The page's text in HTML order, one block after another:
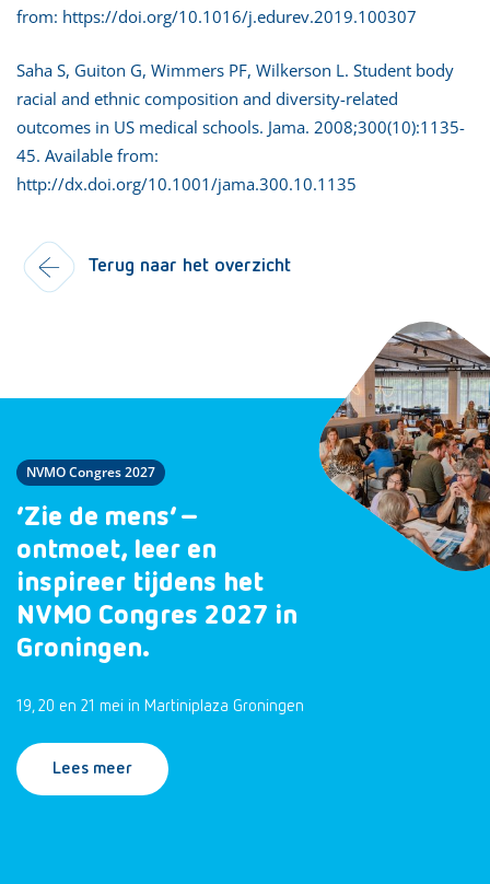
from: https://doi.org/10.1016/j.edurev.2019.100307
Saha S, Guiton G, Wimmers PF, Wilkerson L. Student body
racial and ethnic composition and diversity-related
outcomes in US medical schools. Jama. 2008;300(10):1135-
45. Available from:
http://dx.doi.org/10.1001/jama.300.10.1135
Terug naar het overzicht
NVMO Congres 2027
‘Zie de mens’ –
ontmoet, leer en
inspireer tijdens het
NVMO Congres 2027 in
Groningen.
19, 20 en 21 mei in Martiniplaza Groningen
Lees meer